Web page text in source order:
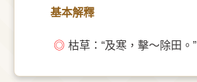
基本解釋
◎ 枯草：“及寒，擊～除田。”